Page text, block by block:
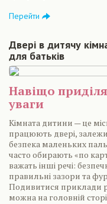
Перейти
Двері в дитячу
для батьків
Навіщо
уваги
Кімната дитини — це
працюють двері,
безпека маленьких
часто обирають «по
важать інші речі:
правильні зазори та
Подивитися приклади
можна на головній